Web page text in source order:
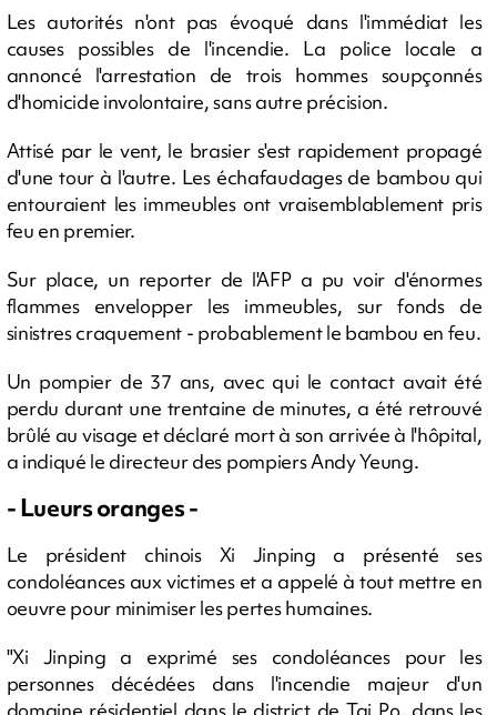
Les autorités n'ont pas évoqué dans l'immédiat les
causes possibles de l'incendie. La police locale a
annoncé l'arrestation de trois hommes soupçonnés
d'homicide involontaire, sans autre précision.
Attisé par le vent, le brasier s'est rapidement propagé
d'une tour à l'autre. Les échafaudages de bambou qui
entouraient les immeubles ont vraisemblablement pris
feu en premier.
Sur place, un reporter de l'AFP a pu voir d'énormes
flammes envelopper les immeubles, sur fonds de
sinistres craquement - probablement le bambou en feu.
Un pompier de 37 ans, avec qui le contact avait été
perdu durant une trentaine de minutes, a été retrouvé
brûlé au visage et déclaré mort à son arrivée à l'hôpital,
a indiqué le directeur des pompiers Andy Yeung.
- Lueurs oranges -
Le président chinois Xi Jinping a présenté ses
condoléances aux victimes et a appelé à tout mettre en
oeuvre pour minimiser les pertes humaines.
"Xi Jinping a exprimé ses condoléances pour les
personnes décédées dans l'incendie majeur d'un
domaine résidentiel dans le district de Tai Po, dans les